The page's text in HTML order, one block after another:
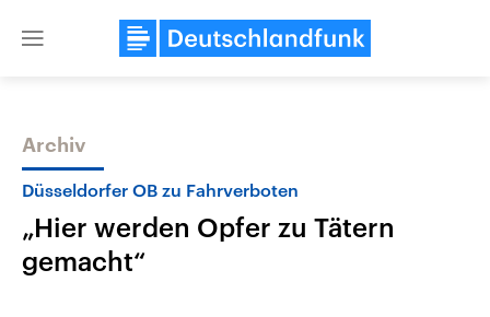
Close
Themen
Archiv
Düsseldorfer OB zu Fahrverboten
„Hier werden Opfer zu Tätern
gemacht“